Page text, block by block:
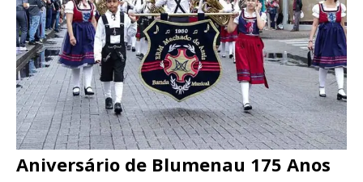
Aniversário de Blumenau 175 Anos